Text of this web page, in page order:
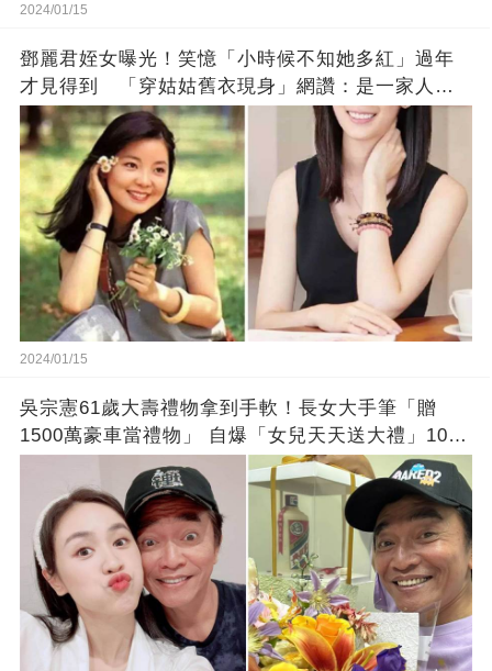
2024/01/15
鄧麗君姪女曝光！笑憶「小時候不知她多紅」過年
才見得到 「穿姑姑舊衣現身」網讚：是一家人沒
錯!
2024/01/15
吳宗憲61歲大壽禮物拿到手軟！長女大手筆「贈
1500萬豪車當禮物」 自爆「女兒天天送大禮」10年
徒弟也不甘示弱!